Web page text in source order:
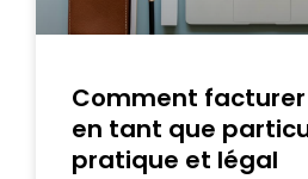
Comment facturer
en tant que
pratique et légal